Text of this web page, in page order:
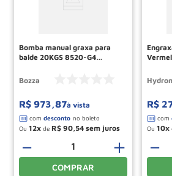
Bomba manual graxa para
balde 20KGS 8520-G4
Bozza
R$ 973,87à vista
Ou 12 de R$ 90 54
＋
－
COMPRAR
R$
Ou 10
－